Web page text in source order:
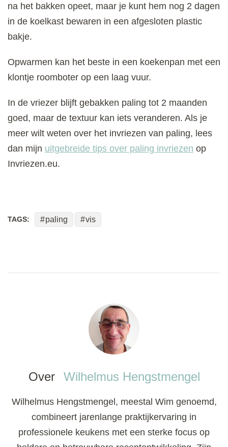
na het bakken opeet, maar je kunt hem nog 2 dagen
in de koelkast bewaren in een afgesloten plastic
bakje.
Opwarmen kan het beste in een koekenpan met een
klontje roomboter op een laag vuur.
In de vriezer blijft gebakken paling tot 2 maanden
goed, maar de textuur kan iets veranderen. Als je
meer wilt weten over het invriezen van paling, lees
dan mijn uitgebreide tips over paling invriezen op
Invriezen.eu.
TAGS: paling vis
Over Wilhelmus Hengstmengel
Wilhelmus Hengstmengel, meestal Wim genoemd,
combineert jarenlange praktijkervaring in
professionele keukens met een sterke focus op